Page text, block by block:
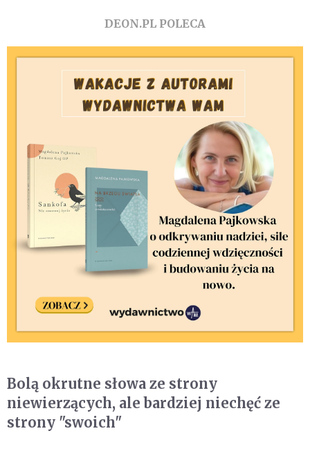
DEON.PL POLECA
Bolą okrutne słowa ze strony
niewierzących, ale bardziej niechęć ze
strony "swoich"